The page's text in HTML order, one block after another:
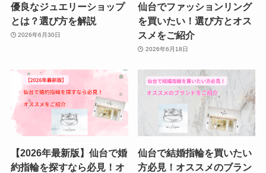
優良なジュエリーショップ
とは？選び方を解説
2026年6月30日
仙台でファッションリング
を買いたい！選び方とオス
スメをご紹介
2026年6月18日
【2026年最新版】仙台で婚
約指輪を探すなら必見！オ
仙台で結婚指輪を買いたい
方必見！オススメのブラン